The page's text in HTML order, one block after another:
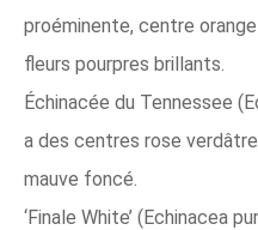
proéminente, centre
fleurs pourpres brillants.
Échinacée du Tennessee
a des centres rose
mauve foncé.
‘Finale White’ (Echinacea